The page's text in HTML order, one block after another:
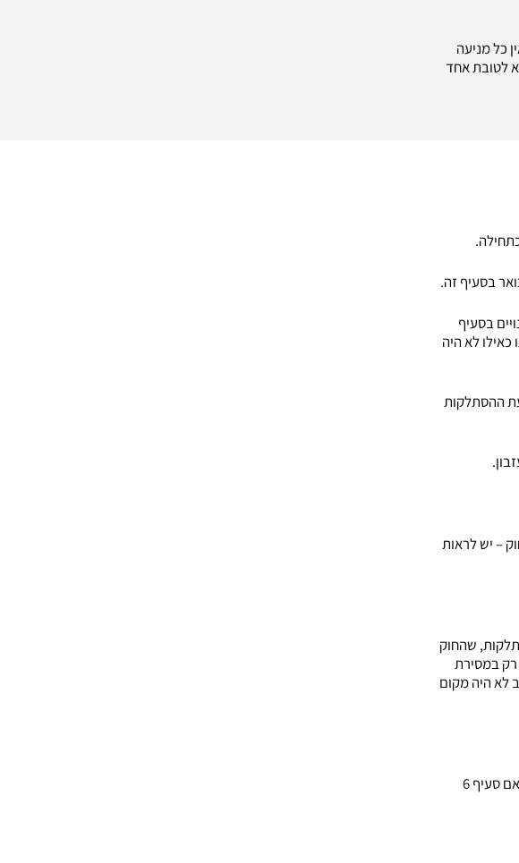
כל מניעה
כאשר בהסתלקות שלא לטובת אחד
בסעיף זה.
בסעיף
לא היה
או שמא הודעת ההסתלקות
מבקשת הצו כאמור, ונפקות הסתלקותה כאמור בסעיף 6(ב) לחוק – יש לראות
שהחוק
רק במסירת
לא היה מקום
"השאלה אם הודעת ההסתלקות של המשיבה אכן לא היתה כדין, איננו נדרשים להחליט, ולפיכך לא אתייחס לשאלה אם סעיף 6